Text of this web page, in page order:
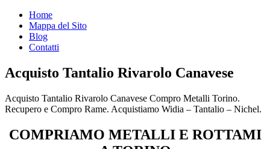
Home
Mappa del Sito
Blog
Contatti
Acquisto Tantalio Rivarolo Canavese
Acquisto Tantalio Rivarolo Canavese Compro Metalli Torino.
Recupero e Compro Rame. Acquistiamo Widia – Tantalio – Nichel.
COMPRIAMO METALLI E ROTTAMI